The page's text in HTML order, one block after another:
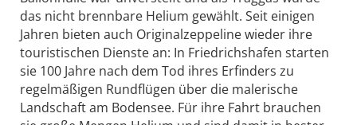
das nicht brennbare Helium gewählt. Seit einigen
Jahren bieten auch Originalzeppeline wieder ihre
touristischen Dienste an: In Friedrichshafen starten
sie 100 Jahre nach dem Tod ihres Erfinders zu
regelmäßigen Rundflügen über die malerische
Landschaft am Bodensee. Für ihre Fahrt brauchen